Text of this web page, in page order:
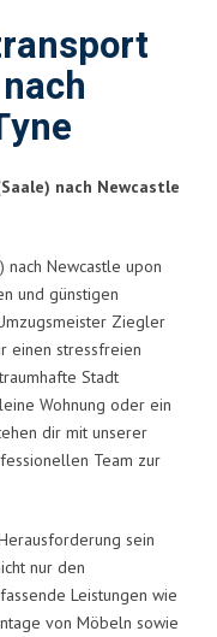
nach Newcastle
nach Newcastle upon
und günstigen
Ziegler
einen stressfreien
Stadt
Wohnung oder ein
dir mit unserer
Team zur
sein
nur den
Leistungen wie
von Möbeln sowie